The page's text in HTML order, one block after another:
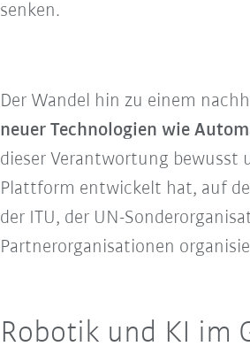
senken.
Der Wandel hin zu einem
neuer Technologien wie
dieser Verantwortung bewusst
Plattform entwickelt hat, auf
der ITU, der UN-
Partnerorganisationen
Robotik und KI im